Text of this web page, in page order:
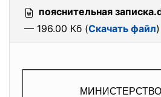
пояснительная
— 196.00 Кб (Скачать файл)